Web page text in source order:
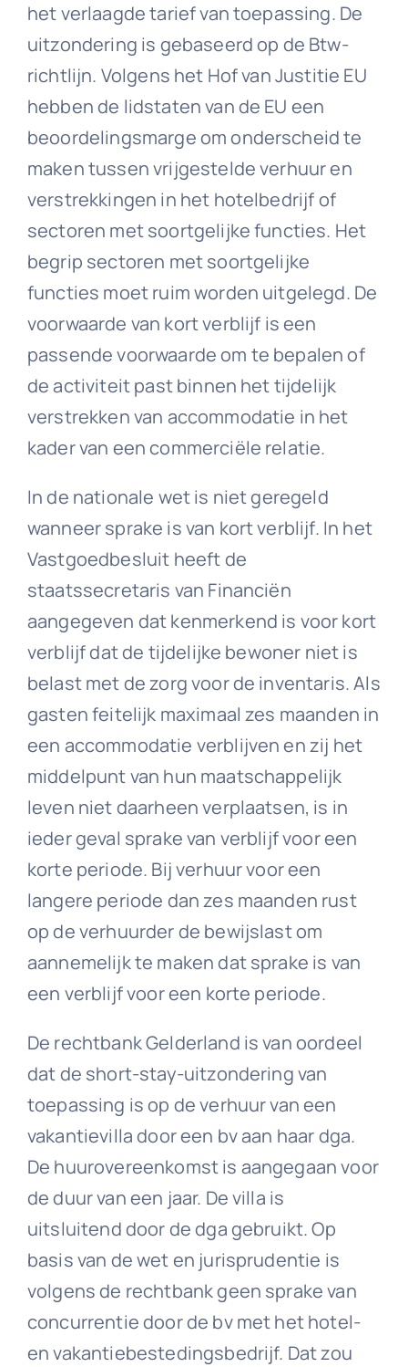
het verlaagde tarief van toepassing. De
uitzondering is gebaseerd op de Btw-
richtlijn. Volgens het Hof van Justitie EU
hebben de lidstaten van de EU een
beoordelingsmarge om onderscheid te
maken tussen vrijgestelde verhuur en
verstrekkingen in het hotelbedrijf of
sectoren met soortgelijke functies. Het
begrip sectoren met soortgelijke
functies moet ruim worden uitgelegd. De
voorwaarde van kort verblijf is een
passende voorwaarde om te bepalen of
de activiteit past binnen het tijdelijk
verstrekken van accommodatie in het
kader van een commerciële relatie.
In de nationale wet is niet geregeld
wanneer sprake is van kort verblijf. In het
Vastgoedbesluit heeft de
staatssecretaris van Financiën
aangegeven dat kenmerkend is voor kort
verblijf dat de tijdelijke bewoner niet is
belast met de zorg voor de inventaris. Als
gasten feitelijk maximaal zes maanden in
een accommodatie verblijven en zij het
middelpunt van hun maatschappelijk
leven niet daarheen verplaatsen, is in
ieder geval sprake van verblijf voor een
korte periode. Bij verhuur voor een
langere periode dan zes maanden rust
op de verhuurder de bewijslast om
aannemelijk te maken dat sprake is van
een verblijf voor een korte periode.
De rechtbank Gelderland is van oordeel
dat de short-stay-uitzondering van
toepassing is op de verhuur van een
vakantievilla door een bv aan haar dga.
De huurovereenkomst is aangegaan voor
de duur van een jaar. De villa is
uitsluitend door de dga gebruikt. Op
basis van de wet en jurisprudentie is
volgens de rechtbank geen sprake van
concurrentie door de bv met het hotel-
en vakantiebestedingsbedrijf. Dat zou